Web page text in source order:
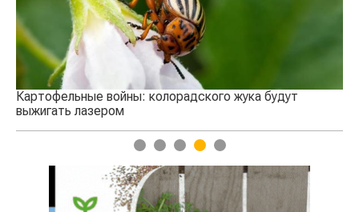
Картофельные войны: колорадского жука будут
выжигать лазером
1 2 3 4 5